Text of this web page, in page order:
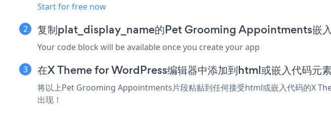
Start for free now
复制plat_display_name的Pet Grooming Appointments嵌
Your code block will be available once you create your app
在X Theme for WordPress编辑器中添加到html或嵌入代码元
将以上Pet Grooming Appointments片段粘贴到任何接受html或嵌入代码的X
出现！